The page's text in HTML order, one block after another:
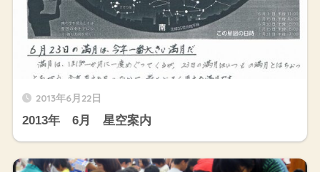
2013年6月22日
2013年 6月 星空案内